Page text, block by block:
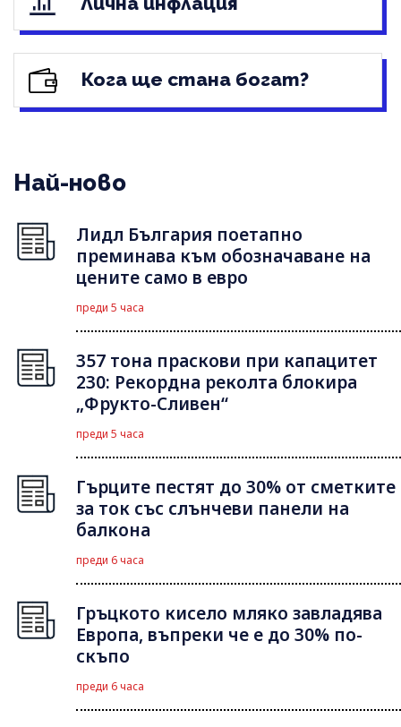
Кога ще стана богат?
Най-ново
Лидл България поетапно
преминава към обозначаване на
цените само в евро
преди 5 часа
357 тона праскови при капацитет
230: Рекордна реколта блокира
„Фрукто-Сливен“
преди 5 часа
Гърците пестят до 30% от сметките
за ток със слънчеви панели на
балкона
преди 6 часа
Гръцкото кисело мляко завладява
Европа, въпреки че е до 30% по-
скъпо
преди 6 часа